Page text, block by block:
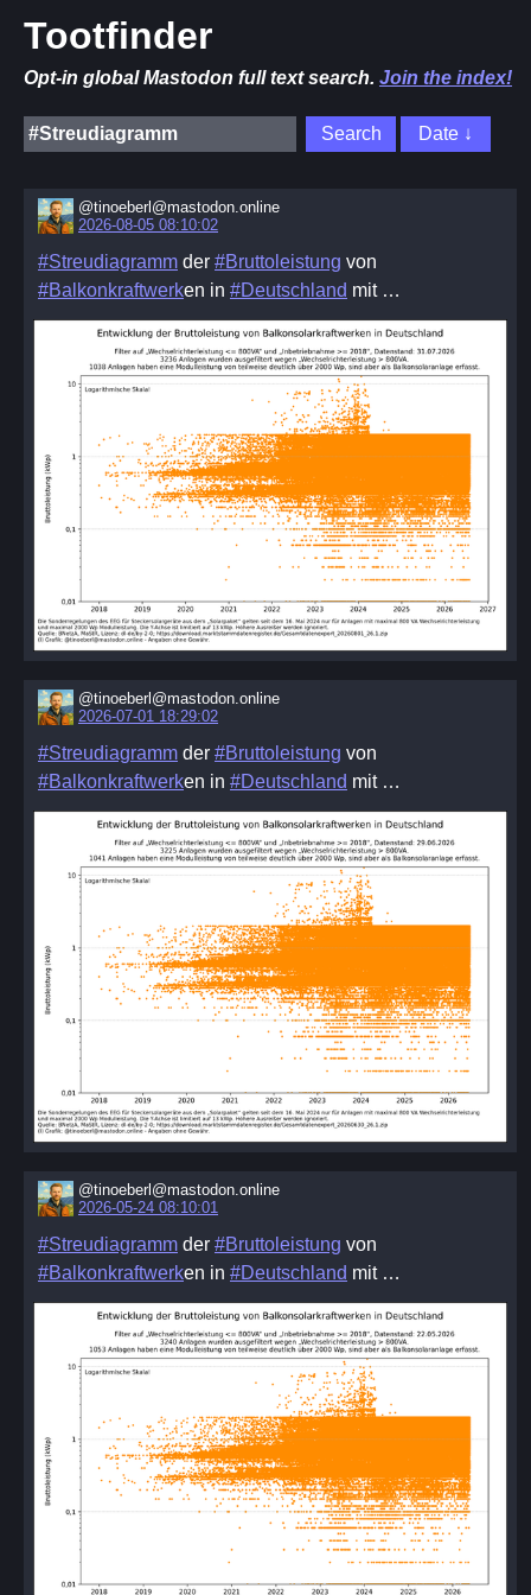
Tootfinder
Opt-in global Mastodon full text search. Join the index!
@tinoeberl@mastodon.online
2026-08-05 08:10:02
#Streudiagramm der #Bruttoleistung von
#Balkonkraftwerk​en in #Deutschland mit …
@tinoeberl@mastodon.online
2026-07-01 18:29:02
#Streudiagramm der #Bruttoleistung von
#Balkonkraftwerk​en in #Deutschland mit …
@tinoeberl@mastodon.online
2026-05-24 08:10:01
#Streudiagramm der #Bruttoleistung von
#Balkonkraftwerk​en in #Deutschland mit …